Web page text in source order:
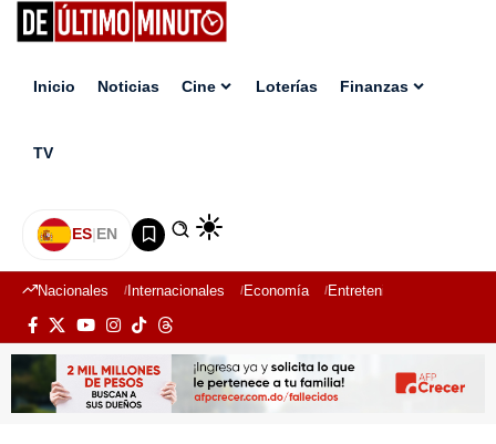
Inicio Noticias Cine Loterías Finanzas
TV
ES|EN
Nacionales Internacionales Economía Entretenimiento